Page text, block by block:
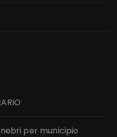
per municipio